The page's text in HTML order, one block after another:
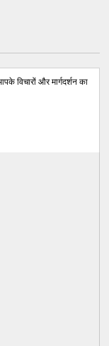
विचारों और मार्गदर्शन का